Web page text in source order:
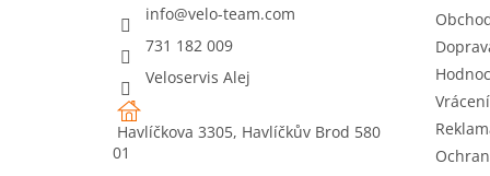
info@velo-team.com
731 182 009
Veloservis Alej
Havlíčkova 3305, Havlíčkův Brod 580
01